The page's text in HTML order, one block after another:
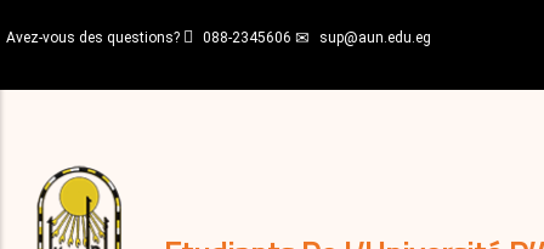
au
principal
Avez-vous des questions? 088-2345606 sup@aun.edu.eg
décisions
Expatriés
Journal